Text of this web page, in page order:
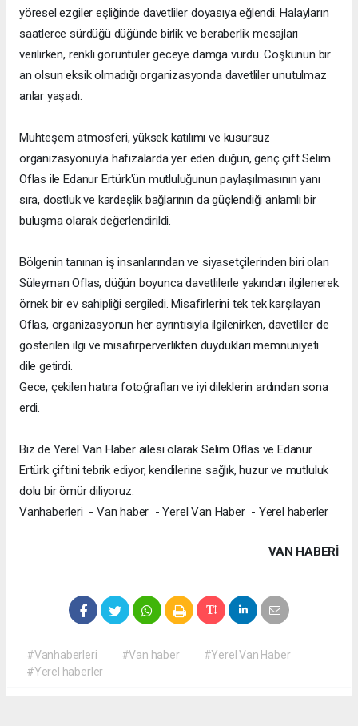
yöresel ezgiler eşliğinde davetliler doyasıya eğlendi. Halayların
saatlerce sürdüğü düğünde birlik ve beraberlik mesajları
verilirken, renkli görüntüler geceye damga vurdu. Coşkunun bir
an olsun eksik olmadığı organizasyonda davetliler unutulmaz
anlar yaşadı.
Muhteşem atmosferi, yüksek katılımı ve kusursuz
organizasyonuyla hafızalarda yer eden düğün, genç çift Selim
Oflas ile Edanur Ertürk'ün mutluluğunun paylaşılmasının yanı
sıra, dostluk ve kardeşlik bağlarının da güçlendiği anlamlı bir
buluşma olarak değerlendirildi.
Bölgenin tanınan iş insanlarından ve siyasetçilerinden biri olan
Süleyman Oflas, düğün boyunca davetlilerle yakından ilgilenerek
örnek bir ev sahipliği sergiledi. Misafirlerini tek tek karşılayan
Oflas, organizasyonun her ayrıntısıyla ilgilenirken, davetliler de
gösterilen ilgi ve misafirperverlikten duydukları memnuniyeti
dile getirdi.
Gece, çekilen hatıra fotoğrafları ve iyi dileklerin ardından sona
erdi.
Biz de Yerel Van Haber ailesi olarak Selim Oflas ve Edanur
Ertürk çiftini tebrik ediyor, kendilerine sağlık, huzur ve mutluluk
dolu bir ömür diliyoruz.
Vanhaberleri - Van haber - Yerel Van Haber - Yerel haberler
VAN HABERİ
#Vanhaberleri #Van haber
#Yerel Van Haber
#Yerel haberler